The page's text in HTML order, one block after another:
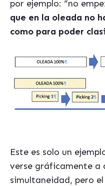
por ejemplo: “no
que en la oleada no
como para poder
Este es solo un
verse gráficamente a
simultaneidad, pero